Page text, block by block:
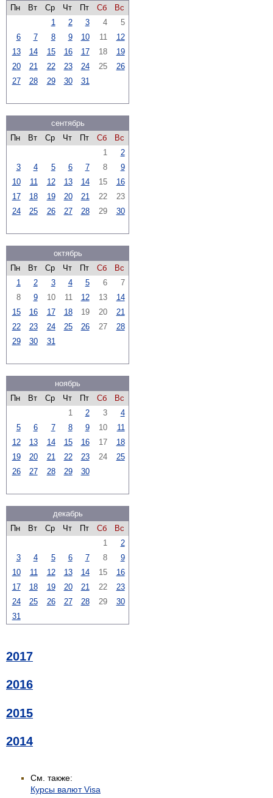
Пн
Вт Ср Чт Пт Сб
Вс
1
2 3 4
5
6
7 8 9 10 11
12
13
14 15 16 17 18
19
20
21 22 23 24 25
26
27
28 29 30 31
сентябрь
Пн
Вт Ср Чт Пт Сб
Вс
1
2
3
4 5 6 7 8
9
10
11 12 13 14 15
16
17
18 19 20 21 22
23
24
25 26 27 28 29 30
октябрь
Пн
Вт Ср Чт Пт Сб
Вс
1
2 3 4 5 6
7
8
9 10 11 12 13
14
15
16 17 18 19 20
21
22
23 24 25 26 27
28
29
30 31
ноябрь
Пн
Вт Ср Чт Пт Сб
Вс
1
2 3
4
5
6 7 8 9 10
11
12
13 14 15 16 17
18
19
20 21 22 23 24
25
26
27 28 29 30
декабрь
Пн
Вт Ср Чт Пт Сб
Вс
1
2
3
4 5 6 7 8
9
10
11 12 13 14 15
16
17
18 19 20 21 22
23
24
25 26 27 28 29
30
31
2017
2016
2015
2014
См. также:
Курсы валют Visa